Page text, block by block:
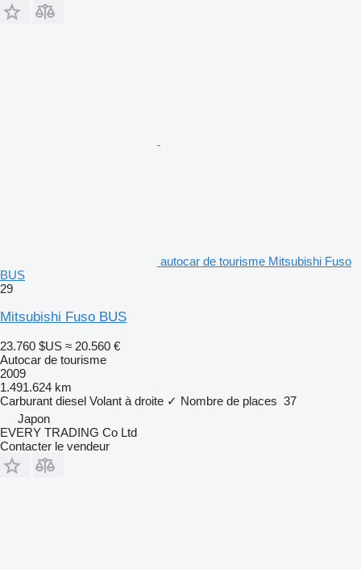
autocar de tourisme Mitsubishi Fuso
BUS
29
Mitsubishi Fuso BUS
23.760 $US ≈ 20.560 €
Autocar de tourisme
2009
1.491.624 km
Carburant diesel Volant à droite ✓ Nombre de places 37
Japon
EVERY TRADING Co Ltd
Contacter le vendeur